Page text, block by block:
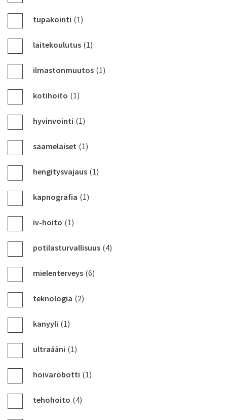
tupakointi (1)
laitekoulutus (1)
ilmastonmuutos (1)
kotihoito (1)
hyvinvointi (1)
saamelaiset (1)
hengitysvajaus (1)
kapnografia (1)
iv-hoito (1)
potilasturvallisuus (4)
mielenterveys (6)
teknologia (2)
kanyyli (1)
ultraääni (1)
hoivarobotti (1)
tehohoito (4)